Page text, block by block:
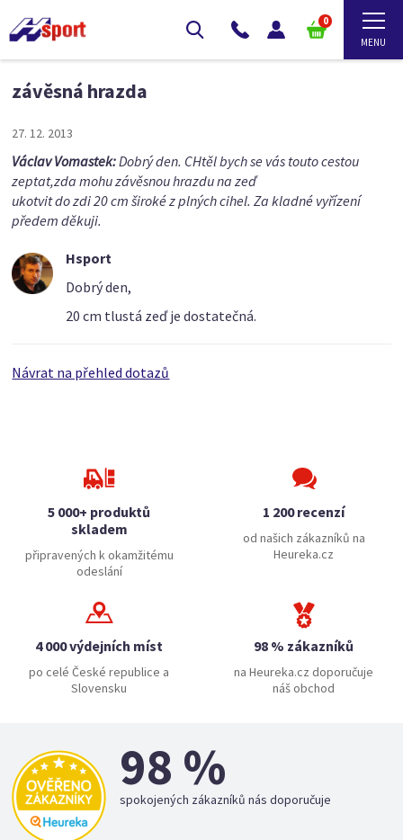
0
závěsná hrazda
27. 12. 2013
Václav Vomastek:Dobrý den. CHtěl bych se vás touto cestou
zeptat,zda mohu závěsnou hrazdu na zeď
ukotvit do zdi 20 cm široké z plných cihel. Za kladné vyřízení
předem děkuji.
Hsport
Dobrý den,
20 cm tlustá zeď je dostatečná.
Návrat na přehled dotazů
5 000+ produktů
skladem
připravených k okamžitému
odeslání
1 200 recenzí
od našich zákazníků na
Heureka.cz
4 000 výdejních míst
po celé České republice a
Slovensku
98 % zákazníků
na Heureka.cz doporučuje
náš obchod
98 %
spokojených zákazníků nás doporučuje